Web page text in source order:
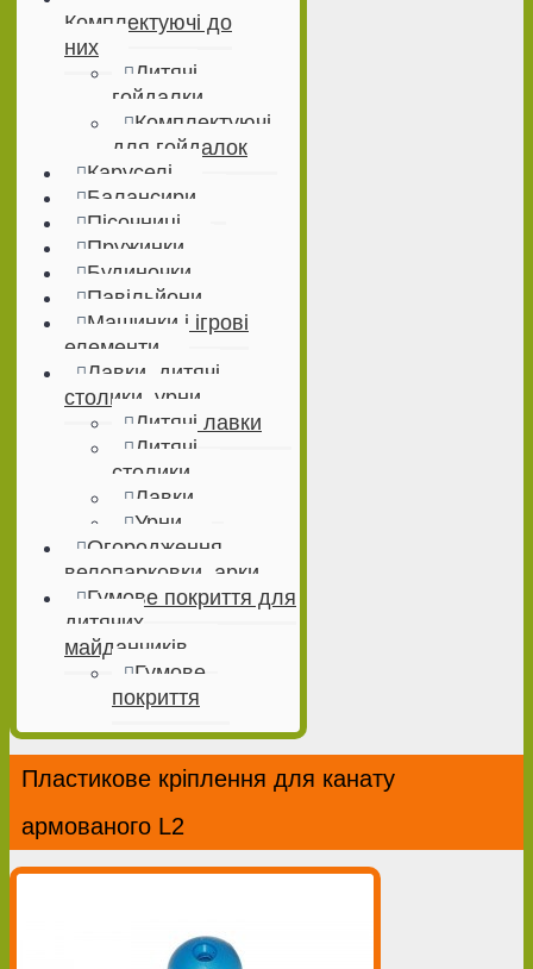
Комплектуючі до
них
Дитячі
гойдалки
Комплектуючі
для гойдалок
Каруселі
Балансири
Пісочниці
Пружинки
Будиночки
Павільйони
Машинки і ігрові
елементи
Лавки, дитячі
столики, урни
Дитячі лавки
Дитячі
столики
Лавки
Урни
Огородження,
велопарковки, арки
Гумове покриття для
дитячих
майданчиків
Гумове
покриття
Пластикове кріплення для канату
армованого L2